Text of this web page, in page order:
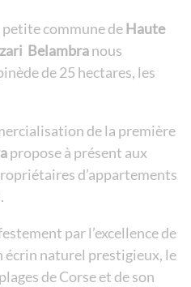
petite commune deHaute
Belambranous
de 25 hectares, les
de la première
propose à présent aux
d’appartements
par l’excellence de
écrin naturel prestigieux, le
de Corse et de son